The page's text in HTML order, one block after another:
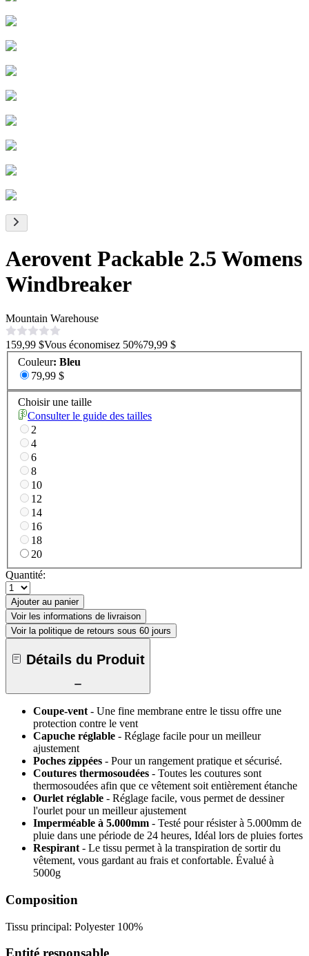
Aerovent Packable 2.5 Womens
Windbreaker
Mountain Warehouse
159,99 $Vous économisez 50%79,99 $
Couleur: Bleu
79,99 $
Choisir une taille
Consulter le guide des tailles
2
4
6
8
10
12
14
16
18
20
Quantité:
Ajouter au panier
Voir les informations de livraison
Voir la politique de retours sous 60 jours
Détails du Produit
Coupe-vent - Une fine membrane entre le tissu offre une
protection contre le vent
Capuche réglable - Réglage facile pour un meilleur
ajustement
Poches zippées - Pour un rangement pratique et sécurisé.
Coutures thermosoudées - Toutes les coutures sont
thermosoudées afin que ce vêtement soit entièrement étanche
Ourlet réglable - Réglage facile, vous permet de dessiner
l'ourlet pour un meilleur ajustement
Imperméable à 5.000mm - Testé pour résister à 5.000mm de
pluie dans une période de 24 heures, Idéal lors de pluies fortes
Respirant - Le tissu permet à la transpiration de sortir du
vêtement, vous gardant au frais et confortable. Évalué à
5000g
Composition
Tissu principal: Polyester 100%